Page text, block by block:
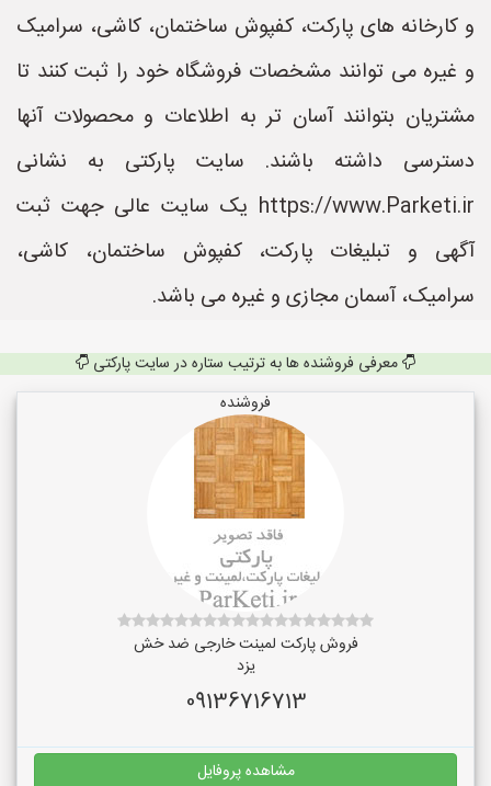
و کارخانه های پارکت، کفپوش ساختمان، کاشی، سرامیک
و غیره می توانند مشخصات فروشگاه خود را ثبت کنند تا
مشتریان بتوانند آسان تر به اطلاعات و محصولات آنها
دسترسی داشته باشند. سایت پارکتی به نشانی
https://www.Parketi.ir یک سایت عالی جهت ثبت
آگهی و تبلیغات پارکت، کفپوش ساختمان، کاشی،
سرامیک، آسمان مجازی و غیره می باشد.
معرفی فروشنده ها به ترتیب ستاره در سایت پارکتی
فروشنده
فروش پارکت لمینت خارجی ضد خش
یزد
09136716713
مشاهده پروفایل